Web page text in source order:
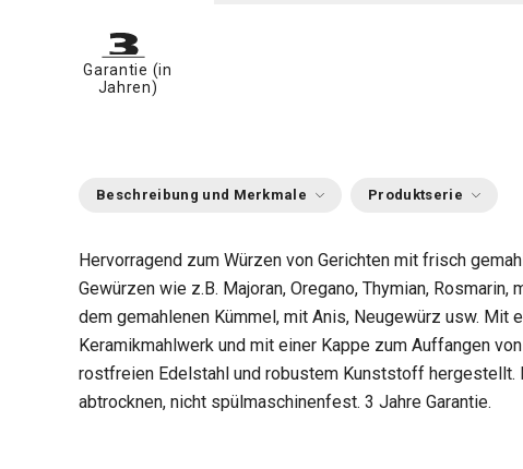
Garantie (in
Jahren)
Beschreibung und Merkmale Produktserie
Hervorragend zum Würzen von Gerichten mit frisch
Gewürzen wie z.B. Majoran, Oregano, Thymian,
dem gemahlenen Kümmel, mit Anis, Neugewürz usw. Mit
Keramikmahlwerk und mit einer Kappe zum Auffangen
rostfreien Edelstahl und robustem Kunststoff hergestellt.
abtrocknen, nicht spülmaschinenfest. 3 Jahre Garantie.